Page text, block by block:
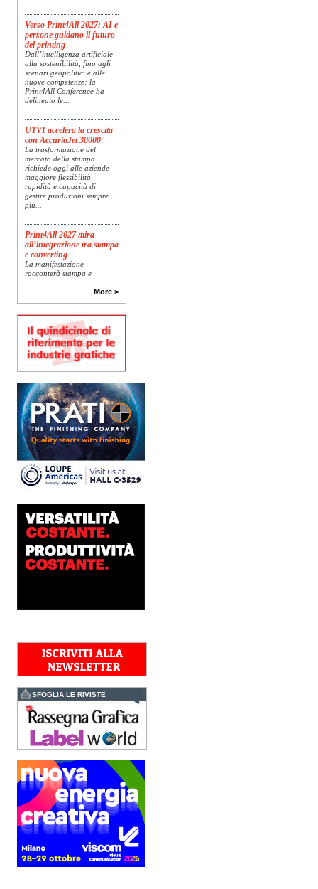
Verso Print4All 2027: AI e
persone guidano il futuro
del printing
Dall’intelligenza artificiale
alla sostenibilità, fino agli
scenari geopolitici e alle
nuove competenze: la
Print4All Conference ha
delineato le...
UTVI accelera la crescita
con AccurioJet 30000
La trasformazione del
mercato della stampa
richiede oggi alle aziende
maggiore flessibilità,
rapidità e capacità di
gestire produzioni sempre
più...
Print4All 2027 mira
all’integrazione tra stampa
e converting
La manifestazione
racconterà stampa e
converting a 360 gradi: dal
package printing alle
applicazioni industriali, fino
alla visual communication.
Una...
Platinum Technologies
presenta SIGNATURE
Dopo anni di ricerca,
sviluppo e analisi
approfondita delle reali
esigenze produttive del
mercato, Platinum
Technologies, centro
europeo di ricerca e...
Polyedra diventa un
marchio europeo: nasce
Polyedra Distribution
Group
brand Polyedra per
identificare l’attività di
distribuzione in Italia,
Spagna, Francia e...
della qualità di stampa - e
l’esperienza di...
Assemblea Acimga:
investimenti, occupazione
e ripresa degli ordini
sostengono il settore
In un contesto di mercato
sempre più competitivo, il
settore delle tecnologie per
la stampa e il converting
capacità di...
Fujifilm Business
Innovation lancia Revoria
Press™ PC2120
Il nuovo modello di punta
della serie Revoria Press™
dedicata alla stampa
professionale di alta gamma
è caratterizzato da
More >
SFOGLIA LE RIVISTE